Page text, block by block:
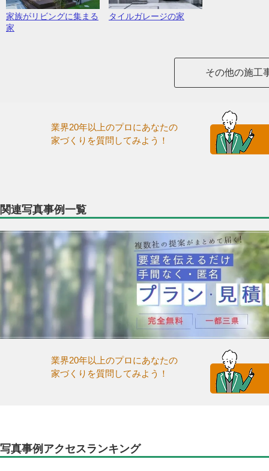
家族がリビングに集まる
家
タイルガレージの家
その他の施工
業界20年以上のプロにあなたの
家づくりを質問してみよう！
関連写真事例一覧
業界20年以上のプロにあなたの
家づくりを質問してみよう！
写真事例アクセスランキング